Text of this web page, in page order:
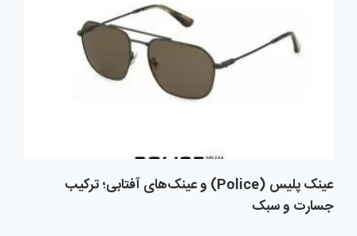
عینک پلیس (Police) و عینک‌های آفتابی؛ ترکیب
جسارت و سبک